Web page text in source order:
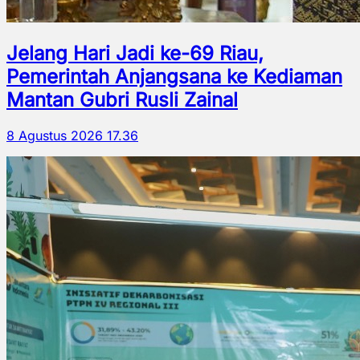
Jelang Hari Jadi ke-69 Riau,
Pemerintah Anjangsana ke Kediaman
Mantan Gubri Rusli Zainal
8 Agustus 2026 17.36